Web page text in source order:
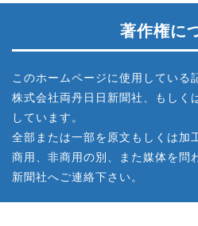
著作権に
このホームページに使用している
株式会社両丹日日新聞社、もしく
しています。
全部または一部を原文もしくは加
商用、非商用の別、また媒体を問
新聞社へご連絡下さい。